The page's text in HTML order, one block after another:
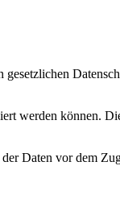
gesetzlichen
werden können.
Daten vor dem